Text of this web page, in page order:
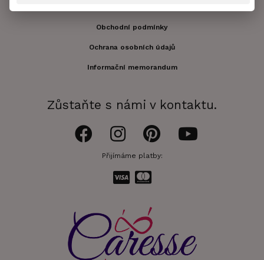
Obchodní podmínky
Ochrana osobních údajů
Informační memorandum
Zůstaňte s námi v kontaktu.
Přijímáme platby: